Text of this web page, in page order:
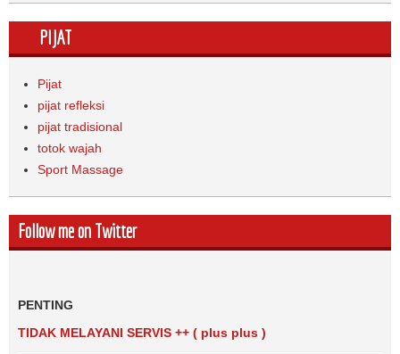
PIJAT
Pijat
pijat refleksi
pijat tradisional
totok wajah
Sport Massage
Follow me on Twitter
PENTING
TIDAK MELAYANI SERVIS ++ ( plus plus )